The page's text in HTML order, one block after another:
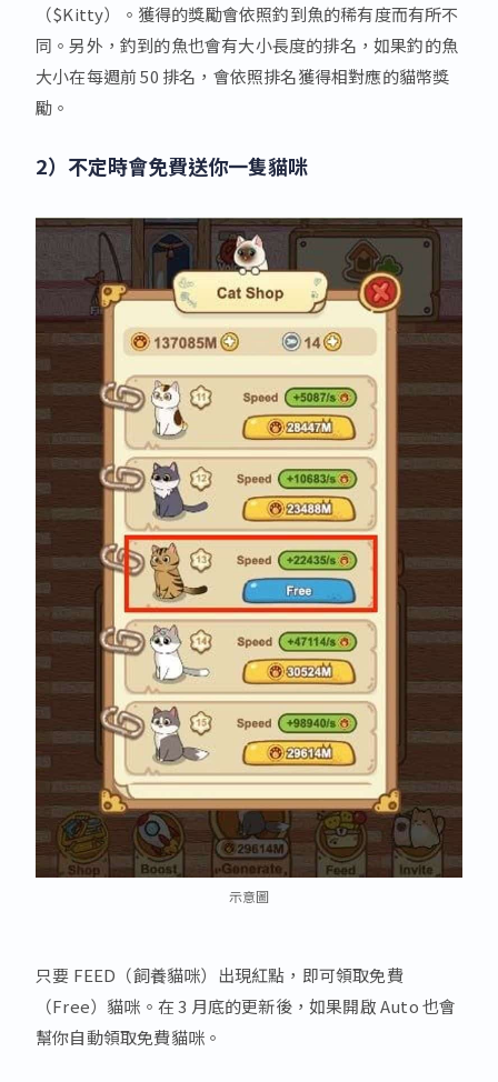
（$Kitty）。獲得的獎勵會依照釣到魚的稀有度而有所不
同。另外，釣到的魚也會有大小長度的排名，如果釣的魚
大小在每週前 50 排名，會依照排名獲得相對應的貓幣獎
勵。
2）不定時會免費送你一隻貓咪
示意圖
只要 FEED（飼養貓咪）出現紅點，即可領取免費
（Free）貓咪。在 3 月底的更新後，如果開啟 Auto 也會
幫你自動領取免費貓咪。